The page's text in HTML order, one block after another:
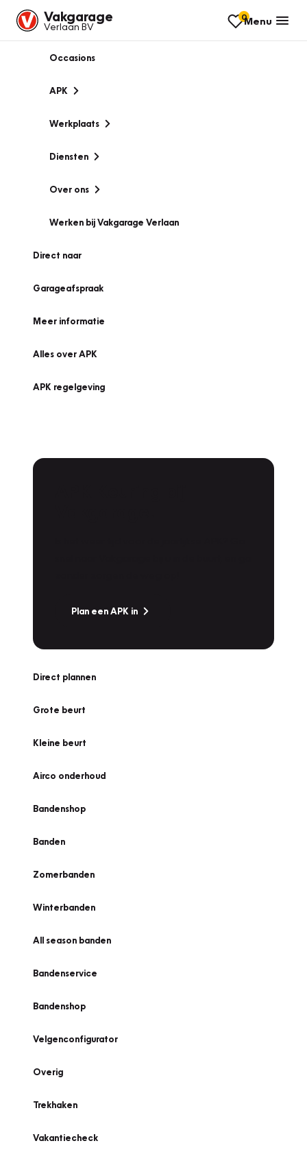
Vakgarage
Verlaan BV
0Menu
Occasions
APK
Werkplaats
Diensten
Over ons
Werken bij Vakgarage Verlaan
Direct naar
Garageafspraak
Meer informatie
Alles over APK
APK regelgeving
Plan een APK in
Direct plannen
Grote beurt
Kleine beurt
Airco onderhoud
Bandenshop
Banden
Zomerbanden
Winterbanden
All season banden
Bandenservice
Bandenshop
Velgenconfigurator
Overig
Trekhaken
Vakantiecheck